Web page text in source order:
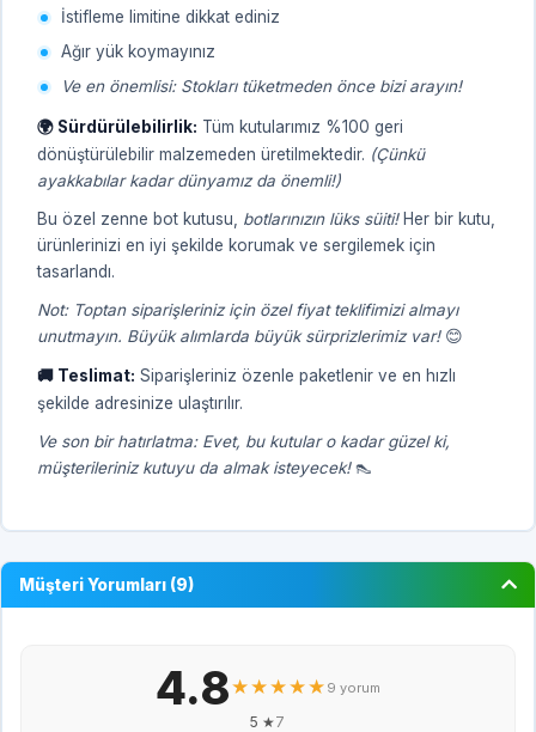
İstifleme limitine dikkat ediniz
Ağır yük koymayınız
Ve en önemlisi: Stokları tüketmeden önce bizi arayın!
🌍 Sürdürülebilirlik: Tüm kutularımız %100 geri
dönüştürülebilir malzemeden üretilmektedir. (Çünkü
ayakkabılar kadar dünyamız da önemli!)
Bu özel zenne bot kutusu, botlarınızın lüks süiti!Her bir kutu,
ürünlerinizi en iyi şekilde korumak ve sergilemek için
tasarlandı.
Not: Toptan siparişleriniz için özel fiyat teklifimizi almayı
unutmayın. Büyük alımlarda büyük sürprizlerimiz var!😊
🚚 Teslimat: Siparişleriniz özenle paketlenir ve en hızlı
şekilde adresinize ulaştırılır.
Ve son bir hatırlatma: Evet, bu kutular o kadar güzel ki,
müşterileriniz kutuyu da almak isteyecek!👠
Müşteri Yorumları (9)
4.8★★★★★ 9 yorum
5 ★7